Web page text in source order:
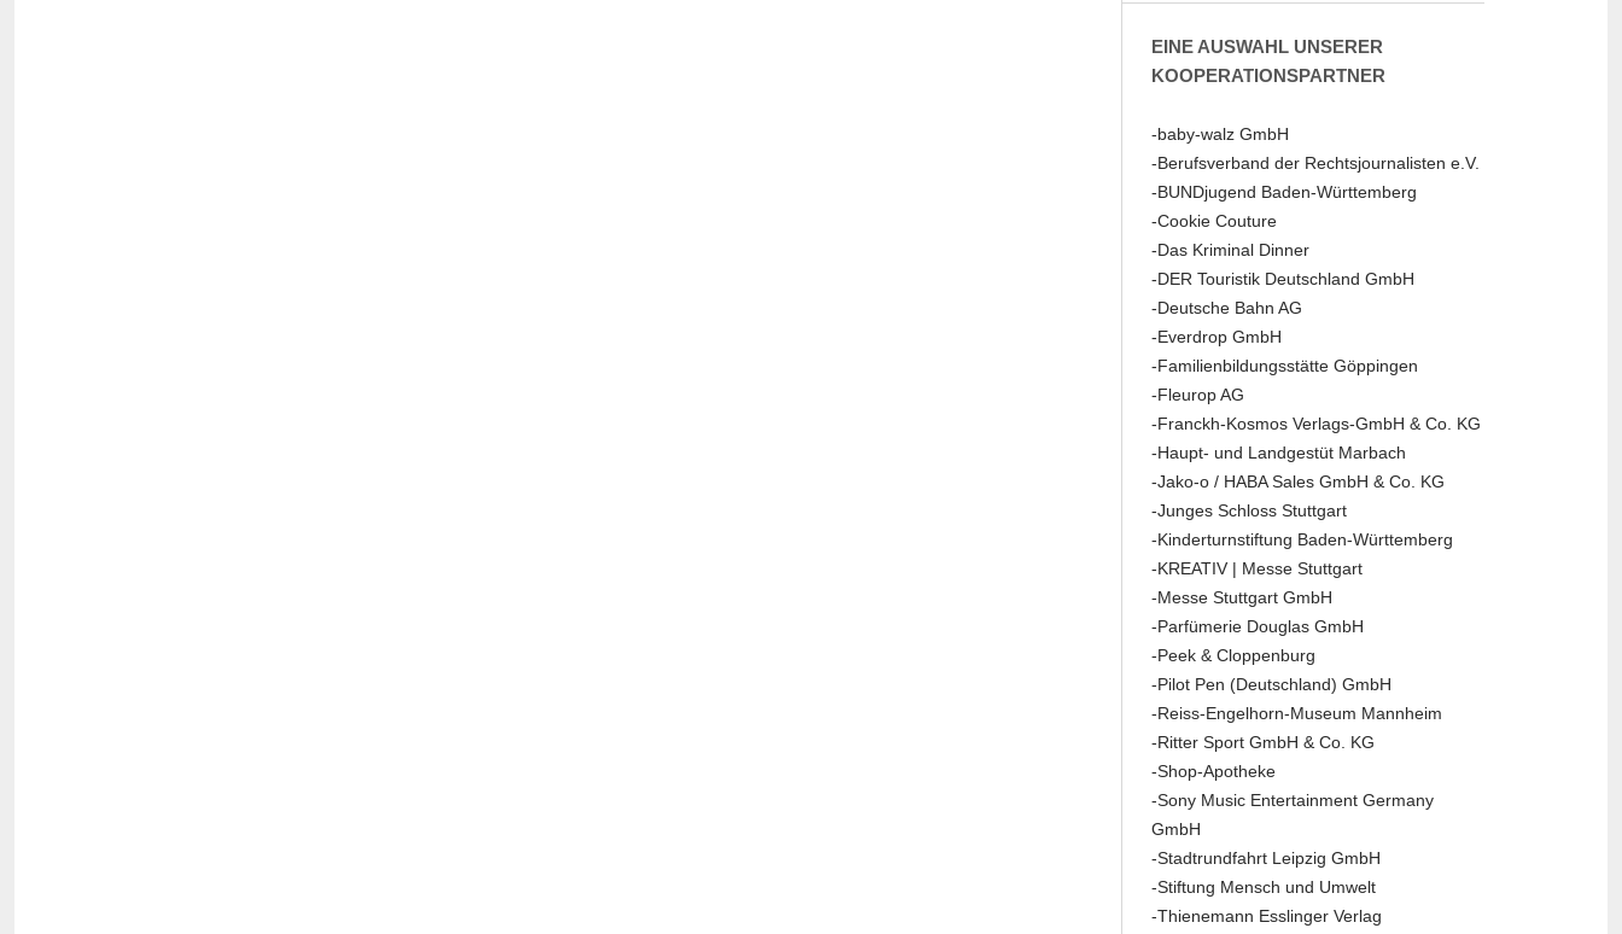
EINE AUSWAHL UNSERER
KOOPERATIONSPARTNER
-baby-walz GmbH
-Berufsverband der Rechtsjournalisten e.V.
-BUNDjugend Baden-Württemberg
-Cookie Couture
-Das Kriminal Dinner
-DER Touristik Deutschland GmbH
-Deutsche Bahn AG
-Everdrop GmbH
-Familienbildungsstätte Göppingen
-Fleurop AG
-Franckh-Kosmos Verlags-GmbH & Co. KG
-Haupt- und Landgestüt Marbach
-Jako-o / HABA Sales GmbH & Co. KG
-Junges Schloss Stuttgart
-Kinderturnstiftung Baden-Württemberg
-KREATIV | Messe Stuttgart
-Messe Stuttgart GmbH
-Parfümerie Douglas GmbH
-Peek & Cloppenburg
-Pilot Pen (Deutschland) GmbH
-Reiss-Engelhorn-Museum Mannheim
-Ritter Sport GmbH & Co. KG
-Shop-Apotheke
-Sony Music Entertainment Germany
GmbH
-Stadtrundfahrt Leipzig GmbH
-Stiftung Mensch und Umwelt
-Thienemann Esslinger Verlag